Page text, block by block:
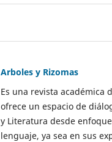
Arboles y Rizomas
Es una revista académica
ofrece un espacio de
y Literatura desde
lenguaje, ya sea en sus